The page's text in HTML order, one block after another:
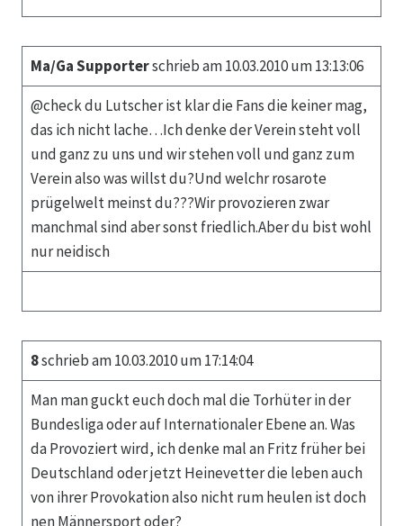
Ma/Ga Supporterschrieb am 10.03.2010 um 13:13:06
@check du Lutscher ist klar die Fans die keiner mag,
das ich nicht lache…Ich denke der Verein steht voll
und ganz zu uns und wir stehen voll und ganz zum
Verein also was willst du?Und welchr rosarote
prügelwelt meinst du???Wir provozieren zwar
manchmal sind aber sonst friedlich.Aber du bist wohl
nur neidisch
8schrieb am 10.03.2010 um 17:14:04
Man man guckt euch doch mal die Torhüter in der
Bundesliga oder auf Internationaler Ebene an. Was
da Provoziert wird, ich denke mal an Fritz früher bei
Deutschland oder jetzt Heinevetter die leben auch
von ihrer Provokation also nicht rum heulen ist doch
nen Männersport oder?